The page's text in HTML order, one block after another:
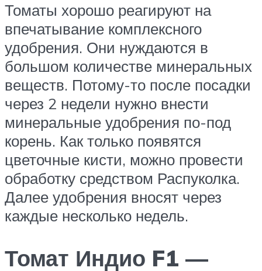
Томаты хорошо реагируют на
впечатывание комплексного
удобрения. Они нуждаются в
большом количестве минеральных
веществ. Потому-то после посадки
через 2 недели нужно внести
минеральные удобрения по-под
корень. Как только появятся
цветочные кисти, можно провести
обработку средством Распуколка.
Далее удобрения вносят через
каждые несколько недель.
Томат Индио F1 —